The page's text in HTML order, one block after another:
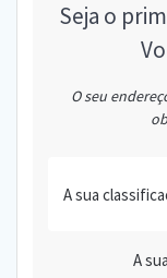
Seja o
O seu
A sua
A